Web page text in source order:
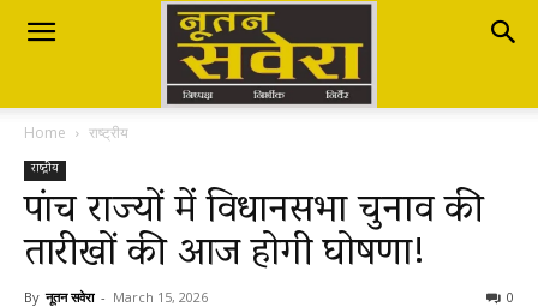
Nutan
Savera
नूतन
Home राष्ट्रीय
राष्ट्रीय
पांच राज्यों में विधानसभा चुनाव की
तारीखों की आज होगी घोषणा!
By नूतन सवेरा - March 15, 2026 0